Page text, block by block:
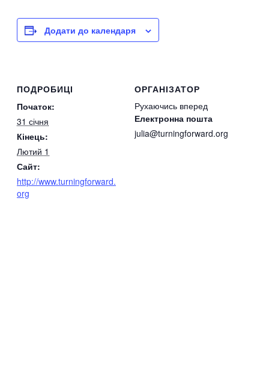
Додати до календаря
ПОДРОБИЦІ
Початок:
31 січня
Кінець:
Лютий 1
Сайт:
http://www.turningforward.
org
ОРГАНІЗАТОР
Рухаючись вперед
Електронна пошта
julia@turningforward.org